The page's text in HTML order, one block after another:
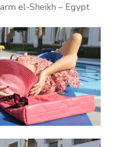
el-Sheikh – Egypt